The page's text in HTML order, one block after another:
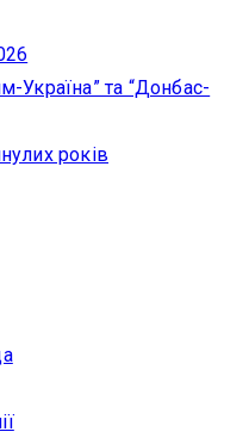
Україна” та “Донбас-
років